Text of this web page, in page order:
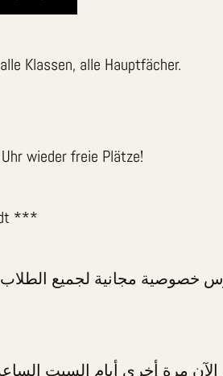
Klassen, alle Hauptfächer.
wieder freie Plätze!
***